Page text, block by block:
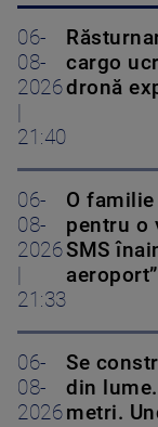
06-
08-
2026
21:40
cargo
dronă
06-
08-
2026
21:33
O
pentru o
SMS
aeroport”
06-
08-
2026
Se
din
metri.